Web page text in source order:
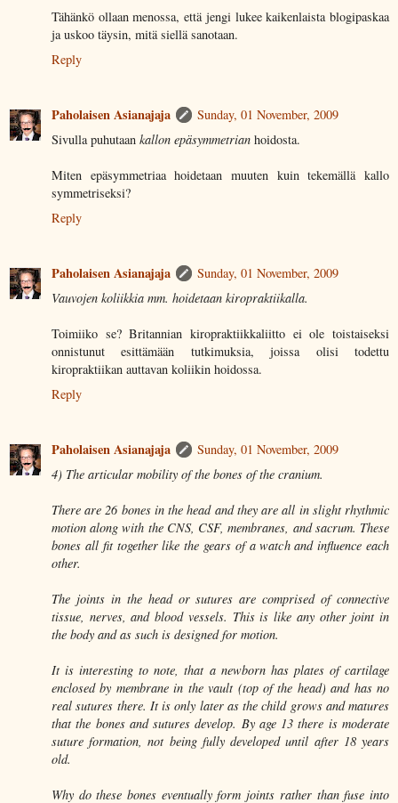
Tähänkö ollaan menossa, että jengi lukee kaikenlaista blogipaskaa
ja uskoo täysin, mitä siellä sanotaan.
Reply
Paholaisen Asianajaja
Sunday, 01 November, 2009
Sivulla puhutaan kallon epäsymmetrian hoidosta.
Miten epäsymmetriaa hoidetaan muuten kuin tekemällä kallo
symmetriseksi?
Reply
Paholaisen Asianajaja
Sunday, 01 November, 2009
Vauvojen koliikkia mm. hoidetaan kiropraktiikalla.
Toimiiko se? Britannian kiropraktiikkaliitto ei ole toistaiseksi
onnistunut esittämään tutkimuksia, joissa olisi todettu
kiropraktiikan auttavan koliikin hoidossa.
Reply
Paholaisen Asianajaja
Sunday, 01 November, 2009
4) The articular mobility of the bones of the cranium.
There are 26 bones in the head and they are all in slight rhythmic
motion along with the CNS, CSF, membranes, and sacrum. These
bones all fit together like the gears of a watch and influence each
other.
The joints in the head or sutures are comprised of connective
tissue, nerves, and blood vessels. This is like any other joint in
the body and as such is designed for motion.
It is interesting to note, that a newborn has plates of cartilage
enclosed by membrane in the vault (top of the head) and has no
real sutures there. It is only later as the child grows and matures
that the bones and sutures develop. By age 13 there is moderate
suture formation, not being fully developed until after 18 years
old.
Why do these bones eventually form joints rather than fuse into